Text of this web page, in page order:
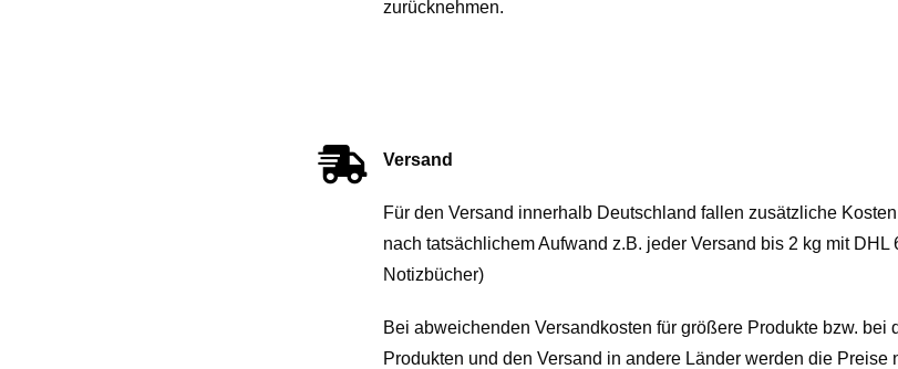
zurücknehmen.
Versand
Für den Versand innerhalb Deutschland fallen zusätzliche
nach tatsächlichem Aufwand z.B. jeder Versand bis 2 kg mit DHL
Notizbücher)
Bei abweichenden Versandkosten für größere Produkte bzw. bei
Produkten und den Versand in andere Länder werden die Preise